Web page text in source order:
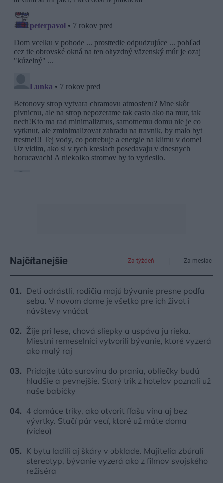
Najčítanejšie Za týždeň Za mesiac
Deti odrástli, rodičia majú bývanie presne podľa
seba. V novom dome je všetko pre ich život i
návštevy vnúčat
Žije pri lese, chová sliepky a uspáva ju rieka.
Miestni remeselníci vytvorili bývanie, ktoré vyzerá
ako malý raj
Pridajte túto surovinu do prania, obliečky budú
hladšie a pevnejšie. Starý trik z hotelov poznali už
naše babičky
4 domáce triky, ako otvoriť fľašu vína aj bez
vývrtky. Stačí pár vecí, ktoré už máte doma
(video)
K bytu ladili aj škáry v obklade. Majitelia zbúrali
stereotyp, bývanie vyzerá ako z filmov svojského
režiséra